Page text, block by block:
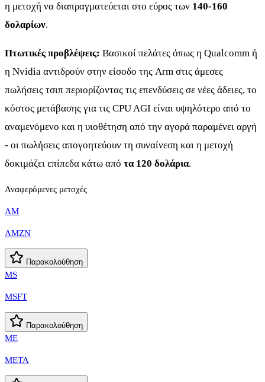
η μετοχή να διαπραγματεύεται στο εύρος των 140-160
δολαρίων.
Πτωτικές προβλέψεις: Βασικοί πελάτες όπως η Qualcomm ή
η Nvidia αντιδρούν στην είσοδο της Arm στις άμεσες
πωλήσεις τσιπ περιορίζοντας τις επενδύσεις σε νέες άδειες, το
κόστος μετάβασης για τις CPU AGI είναι υψηλότερο από το
αναμενόμενο και η υιοθέτηση από την αγορά παραμένει αργή
- οι πωλήσεις απογοητεύουν τη συναίνεση και η μετοχή
δοκιμάζει επίπεδα κάτω από τα 120 δολάρια.
Αναφερόμενες μετοχές
AM
AMZN
Παρακολούθηση
MS
MSFT
Παρακολούθηση
ME
META